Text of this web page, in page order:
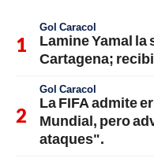
Gol Caracol
Lamine Yamal la
Cartagena;
Gol Caracol
La FIFA admite
Mundial, pero
ataques".